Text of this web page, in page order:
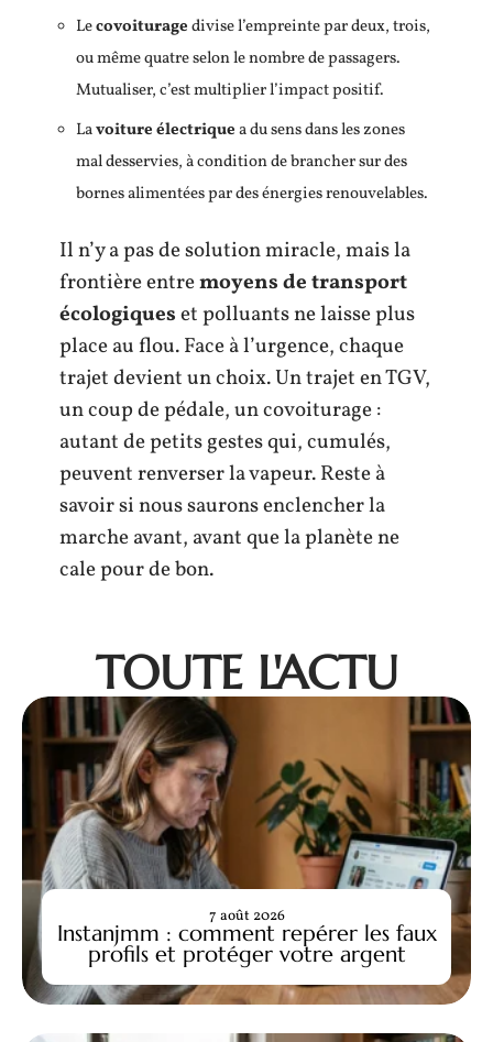
Lecovoituragedivise l’empreinte par deux, trois,
ou même quatre selon le nombre de passagers.
Mutualiser, c’est multiplier l’impact positif.
Lavoiture électriquea du sens dans les zones
mal desservies, à condition de brancher sur des
bornes alimentées par des énergies renouvelables.
Il n’y a pas de solution miracle, mais la
frontière entremoyens de transport
écologiqueset polluants ne laisse plus
place au flou. Face à l’urgence, chaque
trajet devient un choix. Un trajet en TGV,
un coup de pédale, un covoiturage :
autant de petits gestes qui, cumulés,
peuvent renverser la vapeur. Reste à
savoir si nous saurons enclencher la
marche avant, avant que la planète ne
cale pour de bon.
TOUTE L'ACTU
Instanjmm : comment repérer les faux
profils et protéger votre argent
7 août 2026